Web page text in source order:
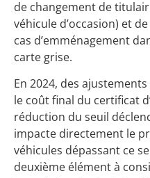
de changement de
véhicule d’occasion) et
cas d’emménagement
carte grise.
En 2024, des
le coût final du certificat
réduction du seuil
impacte directement le
véhicules dépassant ce
deuxième élément à